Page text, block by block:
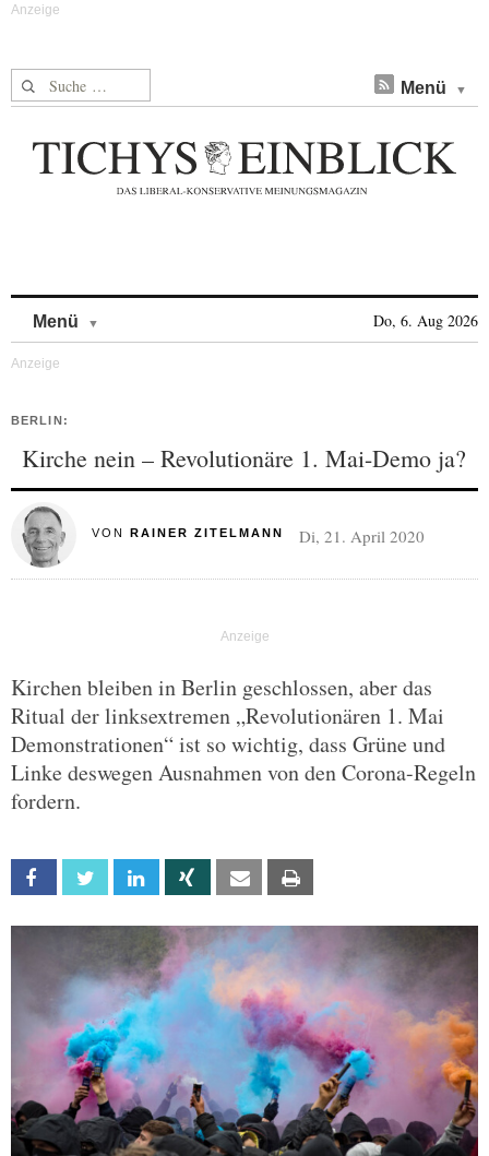
Suche nach: Menü
Menü Do, 6. Aug 2026
BERLIN:
Kirche nein – Revolutionäre 1. Mai-Demo ja?
VON RAINER ZITELMANN Di, 21. April 2020
Kirchen bleiben in Berlin geschlossen, aber das
Ritual der linksextremen „Revolutionären 1. Mai
Demonstrationen“ ist so wichtig, dass Grüne und
Linke deswegen Ausnahmen von den Corona-Regeln
fordern.
Facebook Twitter Linkedin Xing Email